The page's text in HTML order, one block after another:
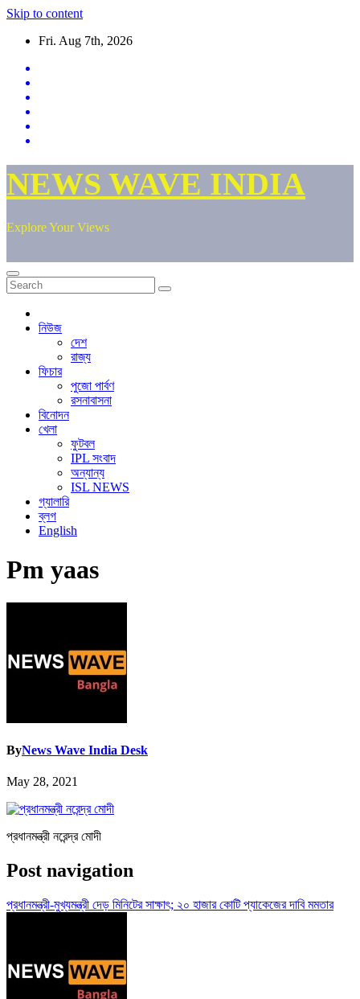
Skip to content
Fri. Aug 7th, 2026
NEWS WAVE INDIA
Explore Your Views
নিউজ
দেশ
রাজ্য
ফিচার
পুজো পার্বণ
রসনাবাসনা
বিনোদন
খেলা
ফুটবল
IPL সংবাদ
অন্যান্য
ISL NEWS
গ্যালারি
ব্লগ
English
Pm yaas
ByNews Wave India Desk
May 28, 2021
প্রধানমন্ত্রী নরেন্দ্র মোদী
Post navigation
প্রধানমন্ত্রী-মুখ্যমন্ত্রী দেড় মিনিটের সাক্ষাৎ; ২০ হাজার কোটি প্যাকেজের দাবি মমতার